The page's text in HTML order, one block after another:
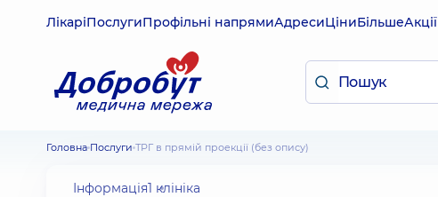
ЛікаріПослугиПрофільні напрямиАдресиЦіниБільшеАкції
Головна Послуги ТРГ в прямій проекції (без опису)
Інформація1 клініка